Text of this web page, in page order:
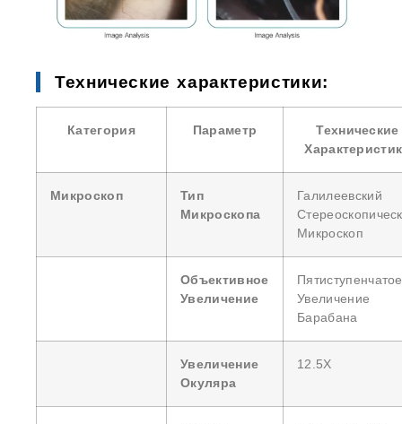
Технические характеристики:
Категория Параметр
Технические
Микроскоп
Тип
Микроскопа
Галилеевский
Микроскоп
Объективное
Увеличение
Пятиступенчатое
Увеличение
Барабана
Увеличение
Окуляра
12.5X